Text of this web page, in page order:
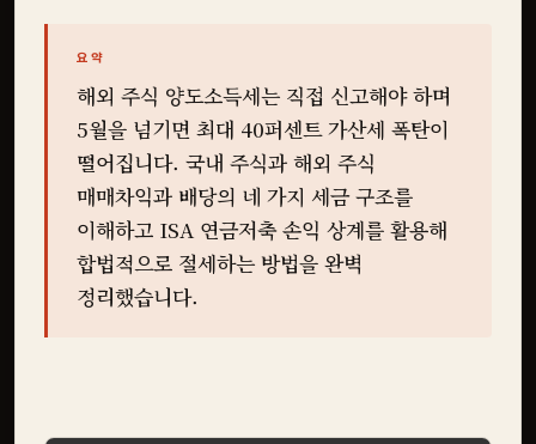
요약
해외 주식 양도소득세는 직접 신고해야 하며
5월을 넘기면 최대 40퍼센트 가산세 폭탄이
떨어집니다. 국내 주식과 해외 주식
매매차익과 배당의 네 가지 세금 구조를
이해하고 ISA 연금저축 손익 상계를 활용해
합법적으로 절세하는 방법을 완벽
정리했습니다.